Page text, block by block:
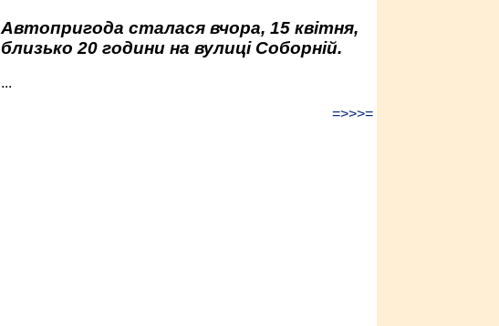
Автопригода сталася вчора, 15 квітня,
близько 20 години на вулиці Соборній.
...
=>>>=